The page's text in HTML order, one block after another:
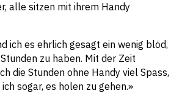
alle sitzen mit ihrem Handy
ich es ehrlich gesagt ein wenig blöd,
zu haben. Mit der Zeit
die Stunden ohne Handy viel Spass,
sogar, es holen zu gehen.»